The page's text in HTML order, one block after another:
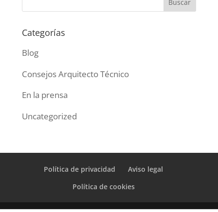
Categorías
Blog
Consejos Arquitecto Técnico
En la prensa
Uncategorized
Política de privacidad
Aviso legal
Política de cookies